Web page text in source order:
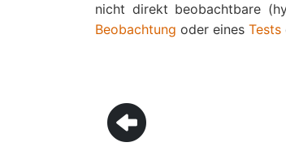
nicht direkt beobachtbare
Beobachtung oder eines Tests